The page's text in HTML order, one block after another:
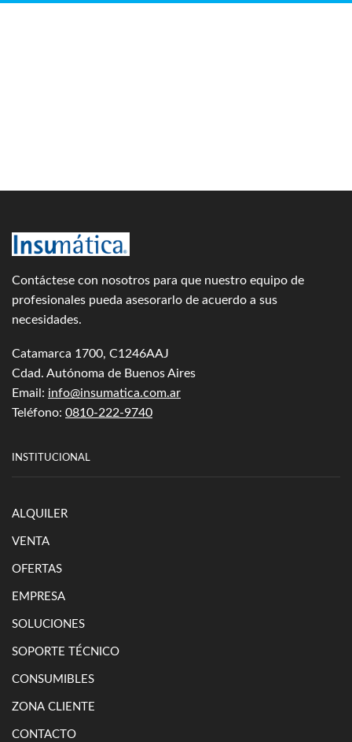
Contáctese con nosotros para que nuestro equipo de
profesionales pueda asesorarlo de acuerdo a sus
necesidades.
Catamarca 1700, C1246AAJ
Cdad. Autónoma de Buenos Aires
Email: info@insumatica.com.ar
Teléfono: 0810-222-9740
INSTITUCIONAL
ALQUILER
VENTA
OFERTAS
EMPRESA
SOLUCIONES
SOPORTE TÉCNICO
CONSUMIBLES
ZONA CLIENTE
CONTACTO